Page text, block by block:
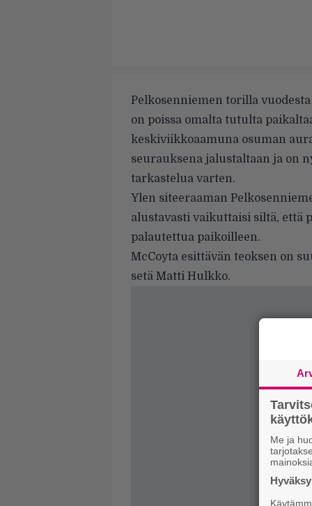
Pelkosenniemen torilla
on poissa omalta tutulta
keskiviikkoaamuna osuman
seurauksena jalustaltaan ja on
tarkastelua varten.
Ylen siteeraaman
alustavasti vaikuttaisi siltä, että
palautettua paikoilleen.
McCoyta esittävän teoksen on
setä Matti Hulkko.
Me ja